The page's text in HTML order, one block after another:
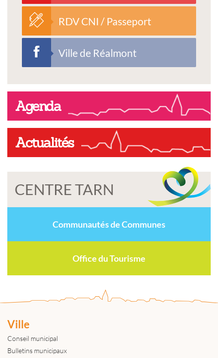
RDV CNI / Passeport
Ville de Réalmont
Agenda
Actualités
CENTRE TARN
Communautés de Communes
Office du Tourisme
Ville
Conseil municipal
Bulletins municipaux